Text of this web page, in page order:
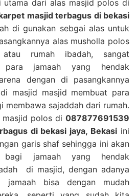
utama dari alas masjid polos di
masjid terbagus di bekasi
di gunakan sebgai alas untuk
alas musholla polos
rumah ibadah, sangat
para jamaah yang hendak
dengan di pasangkannya
masjid masjid membuat para
membawa sajaddah dari rumah.
masjid polos di 087877691539
di bekasi jaya, Bekasi ini
garis shaf sehingga ini akan
bagi jamaah yang hendak
di masjid, dengan adanya
bisa dengan mudah